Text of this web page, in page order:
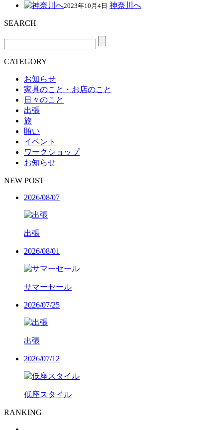
2023年10月4日 神奈川へ
SEARCH
CATEGORY
お知らせ
家具のこと・お店のこと
日々のこと
出張
旅
賄い
イベント
ワークショップ
お知らせ
NEW POST
2026/08/07
出張
2026/08/01
サマーセール
2026/07/25
出張
2026/07/12
低座スタイル
RANKING